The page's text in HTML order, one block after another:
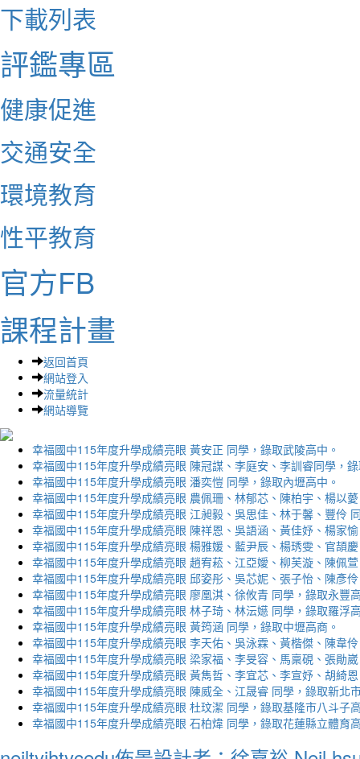
下載列表
評鑑專區
健康促進
交通安全
環境教育
性平教育
官方FB
課程計畫
返回首頁
網站登入
流量統計
網站導覽
幸福國中115年度升學成績亮眼 黃安正 同學，錄取武陵高中。
幸福國中115年度升學成績亮眼 陳冠謀、李庭安、李訓睿同學，
幸福國中115年度升學成績亮眼 潘奕愷 同學，錄取內壢高中。
幸福國中115年度升學成績亮眼 農佩珊、林郁芯、陳柏宇、楊以
幸福國中115年度升學成績亮眼 江昶毅、吳思佳、林于馨、豐伶
幸福國中115年度升學成績亮眼 陳祥恩、吳語涵、黃佳妤、楊家
幸福國中115年度升學成績亮眼 楊雅媛、藍尹辰、楊琇雯、官頡
幸福國中115年度升學成績亮眼 趙宥菘、江亞嬡、柳芙漩、陳佩
幸福國中115年度升學成績亮眼 邱姿彤、吳芯妮、張子怡、陳彥
幸福國中115年度升學成績亮眼 廖凰淇、徐攸青 同學，錄取永豐
幸福國中115年度升學成績亮眼 林子琦、林沄嬨 同學，錄取羅浮
幸福國中115年度升學成績亮眼 黃筠涵 同學，錄取中壢高商。
幸福國中115年度升學成績亮眼 李天佑、吳泳霖、黃楷傑、陳韋
幸福國中115年度升學成績亮眼 梁家福、李旻容、馬稟硯、張勛
幸福國中115年度升學成績亮眼 黃雋哲、李宜芯、李宣妤、胡綺
幸福國中115年度升學成績亮眼 陳威全、江晟睿 同學，錄取新北
幸福國中115年度升學成績亮眼 杜玟潔 同學，錄取基隆市八斗子
幸福國中115年度升學成績亮眼 石柏煒 同學，錄取花蓮縣立體育